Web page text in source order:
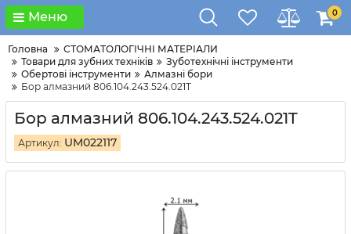
Меню 0
Головна
СТОМАТОЛОГІЧНІ МАТЕРІАЛИ
Товари для зубних техніків
Зуботехнічні інструменти
Обертові інструменти
Алмазні бори
Бор алмазний 806.104.243.524.021T
Бор алмазний 806.104.243.524.021T
Артикул: UM022117